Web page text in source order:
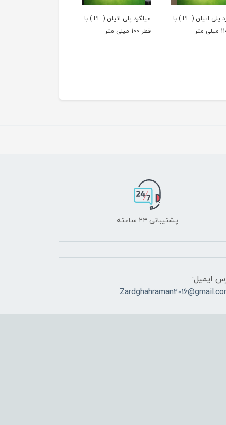
میلگرد پلی اتیلن ( PE ) با
میلگرد پلی اتیلن ( PE ) با
قطر 10۰ میلی متر
پشتیبانی ۲۴ ساعته
ایمیل: